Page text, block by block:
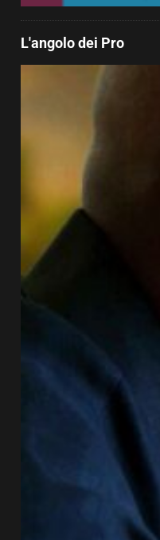
L'angolo dei Pro